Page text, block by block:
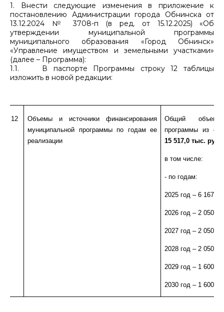
1. Внести следующие изменения в приложение к
постановлению Администрации города Обнинска от
13.12.2024 № 3708-п (в ред. от 15.12.2025) «Об
утверждении муниципальной программы
муниципального образования «Город Обнинск»
«Управление имуществом и земельными участками»
(далее – Программа):
1.1. В паспорте Программы строку 12 таблицы
изложить в новой редакции:
12
Объемы и источники финансирования
муниципальной программы по годам ее
реализации
Общий объем
программы из
15 517,0 тыс. руб.,
в том числе:
- по годам:
2025 год – 6 167,0
2026 год – 2 050,0
2027 год – 2 050,0
2028 год – 2 050,0
2029 год – 1 600,0
2030 год – 1 600,0